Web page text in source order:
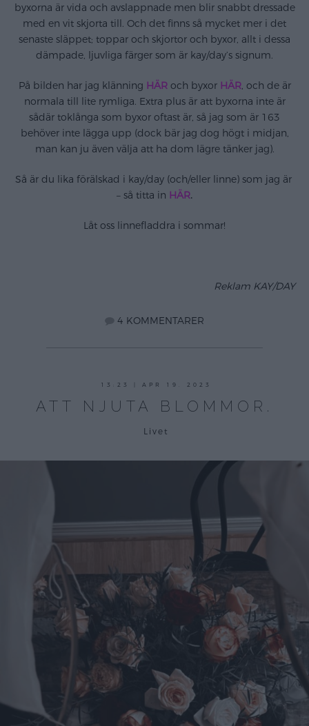
byxorna är vida och avslappnade men blir snabbt dressade
med en vit skjorta till. Och det finns så mycket mer i det
senaste släppet; toppar och skjortor och byxor, allt i dessa
dämpade, ljuvliga färger som är kay/day’s signum.
På bilden har jag klänning HÄR och byxor HÄR, och de är
normala till lite rymliga. Extra plus är att byxorna inte är
sådär toklånga som byxor oftast är, så jag som är 163
behöver inte lägga upp (dock bär jag dog högt i midjan,
man kan ju även välja att ha dom lägre tänker jag).
Så är du lika förälskad i kay/day (och/eller linne) som jag är
– så titta in HÄR.
Låt oss linnefladdra i sommar!
Reklam KAY/DAY
4 KOMMENTARER
13:23 | APR 19. 2023
ATT NJUTA BLOMMOR.
Livet